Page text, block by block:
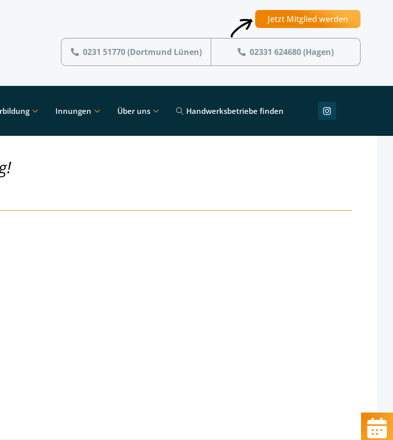
Jetzt Mitglied werden
0231 51770 (Dortmund Lünen) 02331 624680 (Hagen)
Innungen Über uns Handwerksbetriebe finden